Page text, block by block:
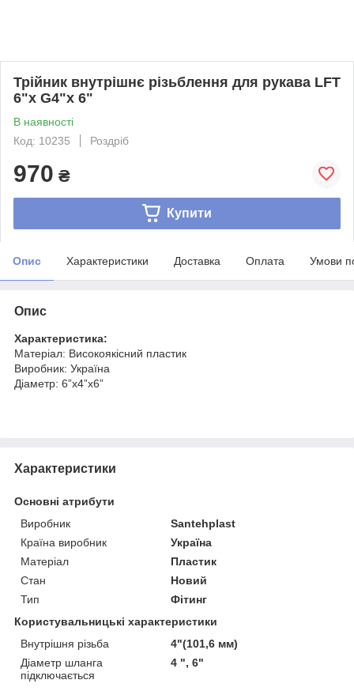
Трійник внутрішнє різьблення для рукава LFT
6"х G4"х 6"
В наявності
Код: 10235
Роздріб
970 ₴
Купити
Опис Характеристики Доставка Оплата Умови
Опис
Характеристика:
Матеріал: Високоякісний пластик
Виробник: Україна
Діаметр: 6”х4”х6”
Характеристики
Основні атрибути
Виробник
Santehplast
Країна виробник
Україна
Матеріал
Пластик
Стан
Новий
Тип
Фітинг
Користувальницькі характеристики
Внутрішня різьба
4"(101,6 мм)
Діаметр шланга
підключається
4 ", 6"